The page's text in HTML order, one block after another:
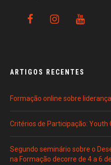
ARTIGOS RECENTES
Formação online sobre
Critérios de Participação: Youth
Segundo seminário sobre o
na Formação decorre de 4 a 6